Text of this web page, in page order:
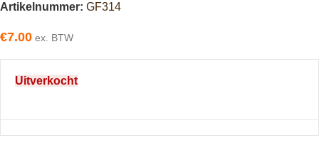
Artikelnummer: GF314
€7.00 ex. BTW
Uitverkocht